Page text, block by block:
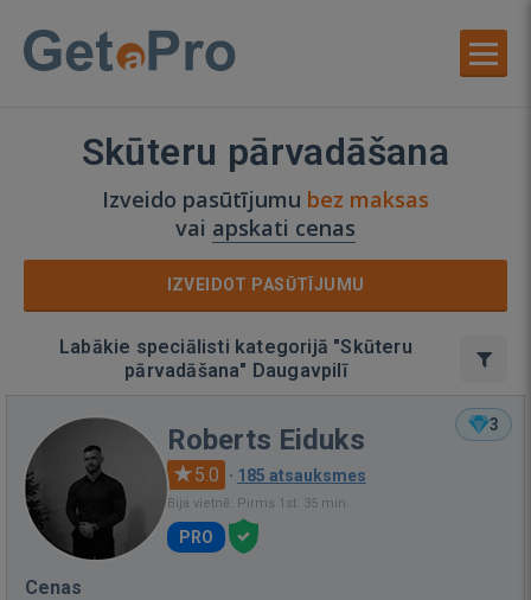
Skūteru pārvadāšana
Izveido pasūtījumu bez maksas
vai apskati cenas
IZVEIDOT PASŪTĪJUMU
Labākie speciālisti kategorijā "Skūteru
pārvadāšana" Daugavpilī
3
Roberts Eiduks
5.0 · 185 atsauksmes
Bija vietnē: Pirms 1st. 35 min.
PRO
Cenas